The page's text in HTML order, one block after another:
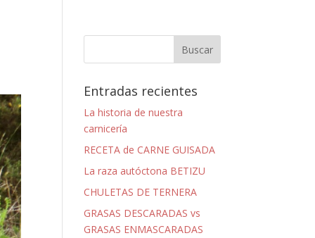
Entradas recientes
La historia de nuestra
carnicería
RECETA de CARNE GUISADA
La raza autóctona BETIZU
CHULETAS DE TERNERA
GRASAS DESCARADAS vs
GRASAS ENMASCARADAS